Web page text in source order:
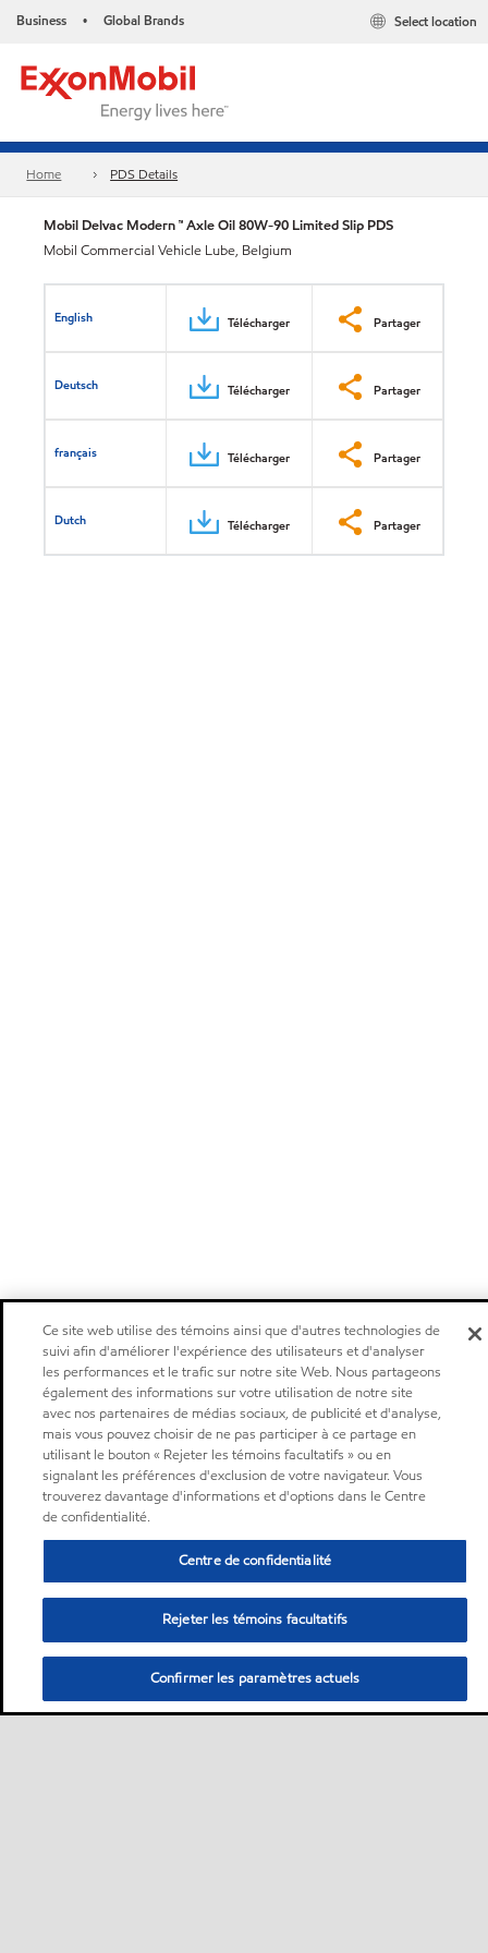
Business • Global Brands Select location
Home PDS Details
Mobil Delvac Modern ™ Axle Oil 80W-90 Limited Slip PDS
Mobil Commercial Vehicle Lube, Belgium
English Télécharger Partager
Deutsch Télécharger Partager
français Télécharger Partager
Dutch Télécharger Partager
Ce site web utilise des témoins ainsi que d'autres technologies de
suivi afin d'améliorer l'expérience des utilisateurs et d'analyser
les performances et le trafic sur notre site Web. Nous partageons
également des informations sur votre utilisation de notre site
avec nos partenaires de médias sociaux, de publicité et d'analyse,
mais vous pouvez choisir de ne pas participer à ce partage en
utilisant le bouton « Rejeter les témoins facultatifs » ou en
signalant les préférences d'exclusion de votre navigateur. Vous
trouverez davantage d'informations et d'options dans le Centre
de confidentialité.
Centre de confidentialité
Rejeter les témoins facultatifs
Confirmer les paramètres actuels